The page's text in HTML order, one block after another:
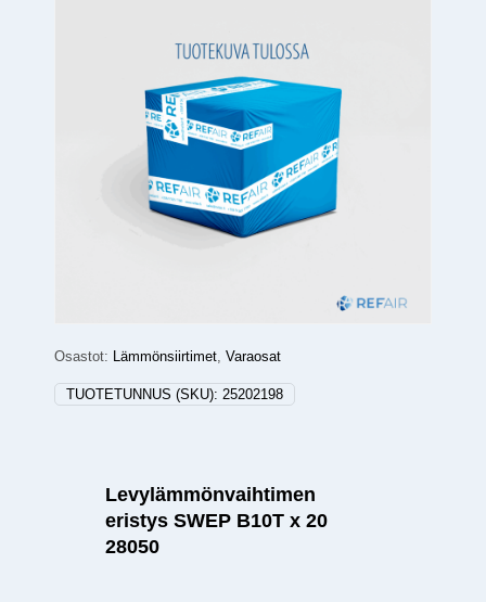
Osastot: Lämmönsiirtimet, Varaosat
TUOTETUNNUS (SKU): 25202198
Levylämmönvaihtimen
eristys SWEP B10T x 20
28050